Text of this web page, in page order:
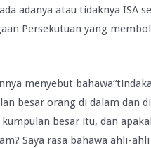
adanya atau tidaknya ISA
Persekutuan yang
menyebut
besar orang di dalam dan
besar itu, dan
Saya rasa bahawa ahli-